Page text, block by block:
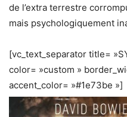
de l’extra terrestre
mais psychologiquement
[vc_text_separator title=
color= »custom »
accent_color= »#1e73be »]